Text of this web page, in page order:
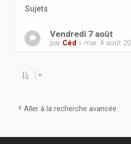
Sujets
Vendredi 7 août
par Céd » mar. 4 août
Aller à la recherche avancée